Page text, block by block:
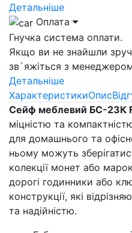
Детальніше
Оплата
Гнучка система оплати.
Якщо ви не знайшли
зв`яжіться з
Детальніше
ХарактеристикиОпис
Сейф меблевий БС-23К
міцністю та
для домашнього та
ньому можуть
колекції монет або
дорогі годинники або
конструкції, які
та надійністю.